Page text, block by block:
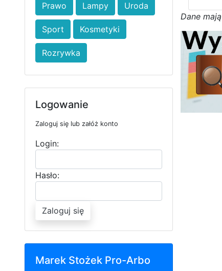
Prawo Lampy Uroda
Sport Kosmetyki
Rozrywka
Logowanie
Zaloguj się lub załóż konto
Login:
Hasło:
Zaloguj się
Marek Stożek Pro-Arbo
Dane mają